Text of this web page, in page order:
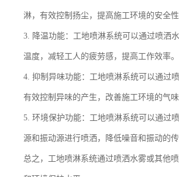
淋，有效控制扬尘，提高施工环境的安全性
3. 降温功能：工地喷淋系统可以通过喷洒
温度，减轻工人的疲劳感，提高工作效率。
4. 抑制异味功能：工地喷淋系统可以通过
有效控制异味的产生，改善施工环境的气味
5. 环境保护功能：工地喷淋系统可以通过
源和振动源进行喷洒，降低噪音和振动的
总之，工地喷淋系统通过喷洒水雾或其他